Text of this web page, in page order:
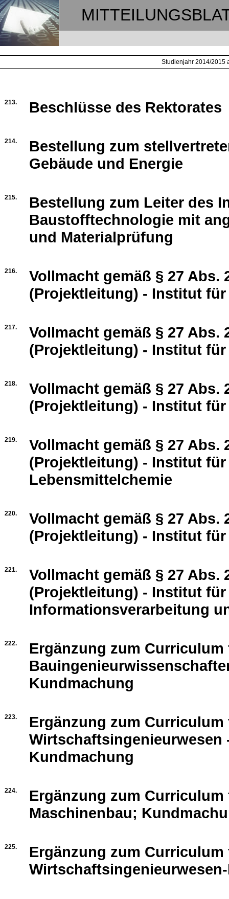
Studienjahr 2014/2015
213. Beschlüsse des Rektorates
214.
Bestellung zum
Gebäude und Energie
215.
Bestellung zum Leiter des
Baustofftechnologie mit
und Materialprüfung
216.
Vollmacht gemäß § 27 Abs.
(Projektleitung) - Institut für
217.
Vollmacht gemäß § 27 Abs.
(Projektleitung) - Institut
218.
Vollmacht gemäß § 27 Abs.
(Projektleitung) - Institut
219.
Vollmacht gemäß § 27 Abs.
(Projektleitung) - Institut
Lebensmittelchemie
220.
Vollmacht gemäß § 27 Abs.
(Projektleitung) - Institut
221.
Vollmacht gemäß § 27 Abs.
(Projektleitung) - Institut
Informationsverarbeitung
222.
Ergänzung zum
Kundmachung
223.
Ergänzung zum
Kundmachung
224.
Ergänzung zum
Maschinenbau;
225.
Ergänzung zum